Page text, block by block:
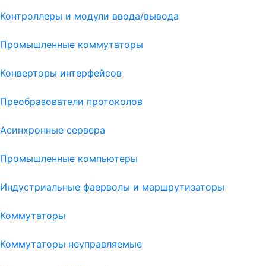
Контроллеры и модули ввода/вывода
Промышленные коммутаторы
Конверторы интерфейсов
Преобразователи протоколов
Асинхронные сервера
Промышленные компьютеры
Индустриальные фаерволы и маршрутизаторы
Коммутаторы
Коммутаторы неуправляемые